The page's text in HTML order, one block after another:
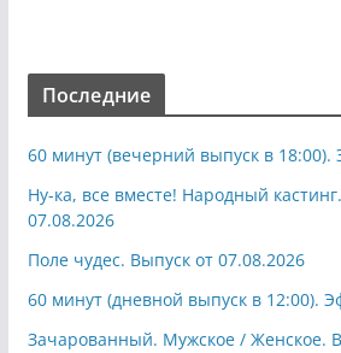
Последние
60 минут (вечерний выпуск в 18:00).
Ну-ка, все вместе! Народный
07.08.2026
Поле чудес. Выпуск от 07.08.2026
60 минут (дневной выпуск в 12:00).
Зачарованный. Мужское / Женское.